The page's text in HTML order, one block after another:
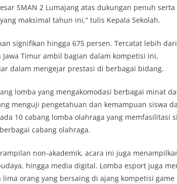
SMAN 2 Lumajang atas dukungan penuh serta
maksimal tahun ini,” tulis Kepala Sekolah.
signifikan hingga 675 persen. Tercatat lebih dari
Timur ambil bagian dalam kompetisi ini,
dalam mengejar prestasi di berbagai bidang.
lomba yang mengakomodasi berbagai minat
menguji pengetahuan dan kemampuan siswa
10 cabang lomba olahraga yang memfasilitasi
cabang olahraga.
non-akademik, acara ini juga
hingga media digital. Lomba esport juga
orang yang bersaing di ajang kompetisi game